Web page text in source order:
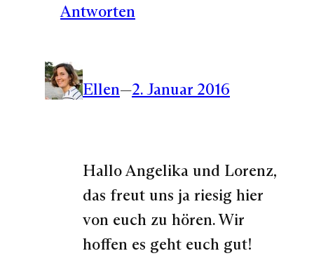
Antworten
Ellen—2. Januar 2016
Hallo Angelika und Lorenz,
das freut uns ja riesig hier
von euch zu hören. Wir
hoffen es geht euch gut!